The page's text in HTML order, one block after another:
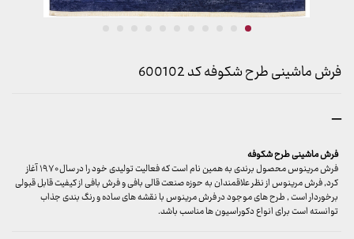
فرش ماشینی طرح شکوفه کد 600102
–محدوده
899,000 تومان
تا
23,999,000 تومان
فرش ماشینی طرح شکوفه
فرش مرینوس محصول برندی به همین نام است که فعالیت تولیدی خود را در سال ۱۹۷۰ آغاز
کرد, فرش مرینوس از نظر علاقمندان به حوزه صنعت قالی بافی و فرش بافی از کیفیت قابل قبولی
برخوردار است , طرح های موجود در فرش مرینوس با نقشه های ساده و رنگ بندی جذاب
توانسته است برای انواع دکوراسیون ها مناسب باشد.